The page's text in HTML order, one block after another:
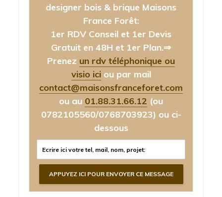
designer bois & brique Maisons
France Forêt:
1er RDV Conseil et 1er Devis
Gratuit en 48H et 1er Plan.⇒
Prenez un rdv téléphonique ou
visio iciou par mail
contact@maisonsfranceforet.com
ou au 01.88.31.66.12 (ou
0782105560/0768703923) ou ci-
dessous